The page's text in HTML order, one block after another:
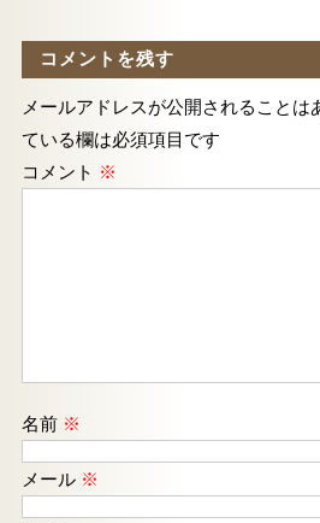
コメントを残す
メールアドレスが公開されることは
ている欄は必須項目です
コメント ※
名前 ※
メール ※